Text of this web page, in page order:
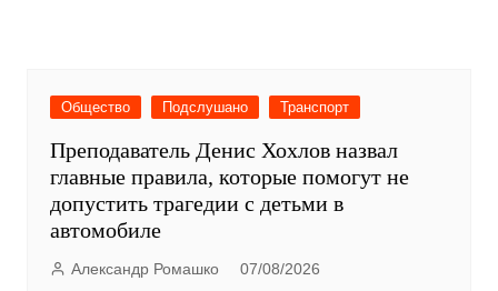
Общество Подслушано Транспорт
Преподаватель Денис Хохлов назвал
главные правила, которые помогут не
допустить трагедии с детьми в
автомобиле
Александр Ромашко 07/08/2026